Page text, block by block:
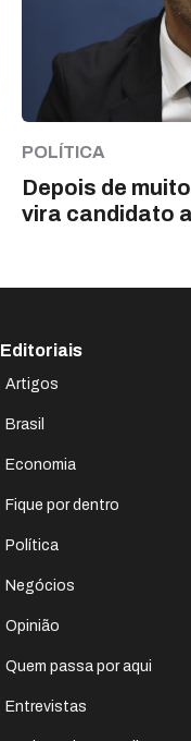
POLÍTICA
Depois de
vira candidato
Editoriais
Artigos
Brasil
Economia
Fique por dentro
Política
Negócios
Opinião
Quem passa por aqui
Entrevistas